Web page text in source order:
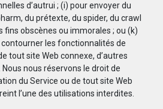
d’autrui ; (i) pour envoyer du
du prétexte, du spider, du crawl
fins obscènes ou immorales ; ou (k)
les fonctionnalités de
tout site Web connexe, d’autres
Nous nous réservons le droit de
du Service ou de tout site Web
l’une des utilisations interdites.